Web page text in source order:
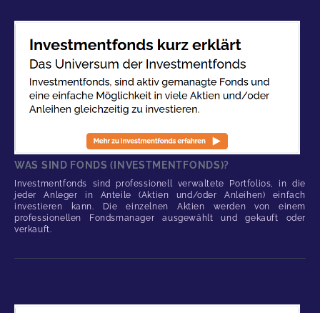
WAS SIND FONDS (INVESTMENTFONDS)?
Investmentfonds sind professionell verwaltete Portfolios, in die
jeder Anleger in Anteile (Aktien und/oder Anleihen) einfach
investieren kann. Die einzelnen Aktien werden von einem
professionellen Fondsmanager ausgewählt und gekauft oder
verkauft.